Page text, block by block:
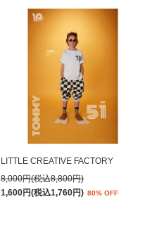
LITTLE CREATIVE FACTORY
8,000円(税込8,800円)
1,600円(税込1,760円) 80% OFF